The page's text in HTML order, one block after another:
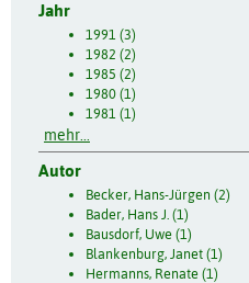
Jahr
1991 (3)
1982 (2)
1985 (2)
1980 (1)
1981 (1)
mehr...
Autor
Becker, Hans-Jürgen (2)
Bader, Hans J. (1)
Bausdorf, Uwe (1)
Blankenburg, Janet (1)
Hermanns, Renate (1)